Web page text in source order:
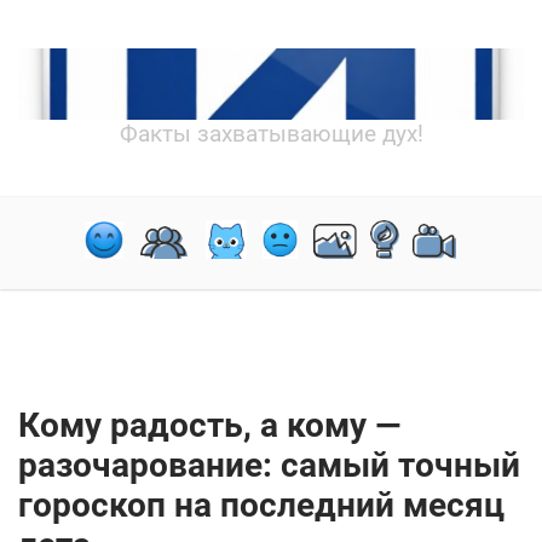
Факты захватывающие дух!
Кому радость, а кому —
разочарование: самый точный
гороскоп на последний месяц